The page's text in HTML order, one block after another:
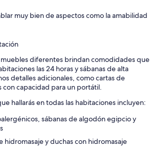
muy bien de aspectos como la amabilidad
muebles diferentes brindan comodidades que
las 24 horas y sábanas de alta
detalles adicionales, como cartas de
con capacidad para un portátil.
hallarás en todas las habitaciones incluyen:
sábanas de algodón egipcio y
hidromasaje y duchas con hidromasaje